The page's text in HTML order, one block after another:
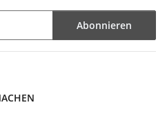
Abonnieren